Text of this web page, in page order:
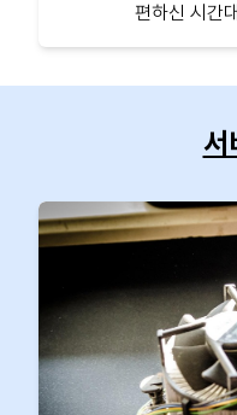
편하신 시간
서